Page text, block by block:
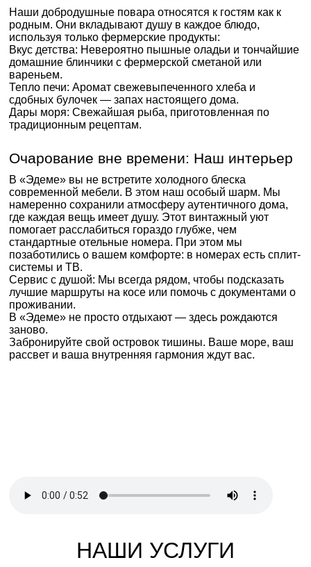
Наши добродушные повара относятся к гостям как к
родным. Они вкладывают душу в каждое блюдо,
используя только фермерские продукты:
Вкус детства: Невероятно пышные оладьи и тончайшие
домашние блинчики с фермерской сметаной или
вареньем.
Тепло печи: Аромат свежевыпеченного хлеба и
сдобных булочек — запах настоящего дома.
Дары моря: Свежайшая рыба, приготовленная по
традиционным рецептам.
Очарование вне времени: Наш интерьер
В «Эдеме» вы не встретите холодного блеска
современной мебели. В этом наш особый шарм. Мы
намеренно сохранили атмосферу аутентичного дома,
где каждая вещь имеет душу. Этот винтажный уют
помогает расслабиться гораздо глубже, чем
стандартные отельные номера. При этом мы
позаботились о вашем комфорте: в номерах есть сплит-
системы и ТВ.
Сервис с душой: Мы всегда рядом, чтобы подсказать
лучшие маршруты на косе или помочь с документами о
проживании.
В «Эдеме» не просто отдыхают — здесь рождаются
заново.
Забронируйте свой островок тишины. Ваше море, ваш
рассвет и ваша внутренняя гармония ждут вас.
НАШИ УСЛУГИ